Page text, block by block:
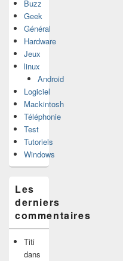
Buzz
Geek
Général
Hardware
Jeux
linux
Android
Logiciel
Mackintosh
Téléphonie
Test
Tutoriels
Windows
Les
derniers
commentaires
Titi
dans